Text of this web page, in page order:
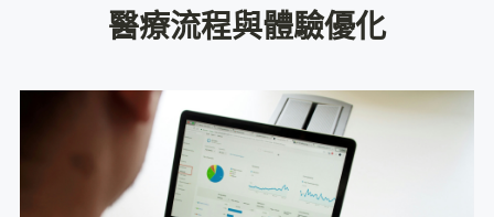
醫療流程與體驗優化